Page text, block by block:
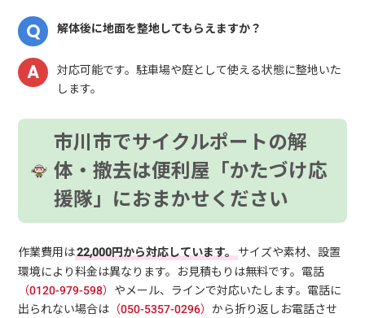
解体後に地面を整地してもらえますか？
対応可能です。駐車場や庭として使える状態に整地いた
します。
市川市でサイクルポートの解
体・撤去は便利屋「かたづけ応
援隊」におまかせください
作業費用は22,000円から対応しています。サイズや素材、設置
環境により料金は異なります。お見積もりは無料です。電話
（0120-979-598） やメール、ラインで対応いたします。電話に
出られない場合は （050-5357-0296）から折り返しお電話させ